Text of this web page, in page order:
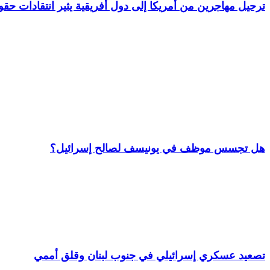
ترحيل مهاجرين من أمريكا إلى دول أفريقية يثير انتقادات
هل تجسس موظف في يونيسف لصالح إسرائيل؟
تصعيد عسكري إسرائيلي في جنوب لبنان وقلق أممي